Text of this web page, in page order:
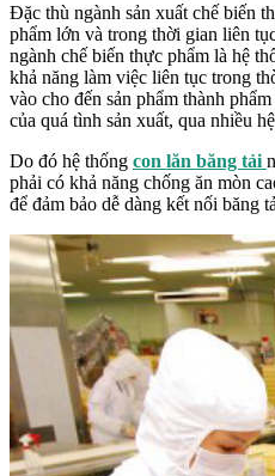
Đặc thù ngành sản xuất chế biến
phẩm lớn và trong thời gian liên
ngành chế biến thực phẩm là hệ
khả năng làm việc liên tục trong
vào cho đến sản phẩm thành
của quá tình sản xuất, qua nhiều
Do đó hệ thống con lăn băng tải
phải có khả năng chống ăn mòn
để đảm bảo dễ dàng kết nối băng